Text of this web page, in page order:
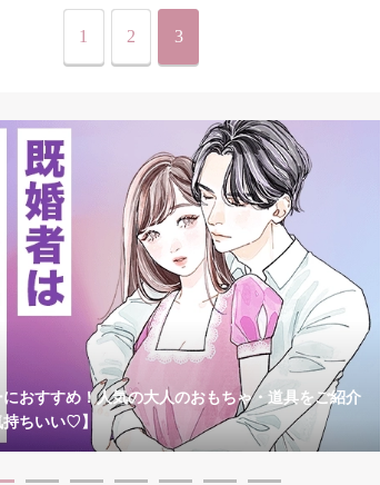
1 2 3
おすすめ！人気の大人のおもちゃ・道具をご紹介
持ちいい♡】